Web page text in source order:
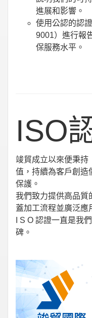
進展和影響。
使用公認的認
9001）進行報
保服務水平。
ISO
竣貿成立以來便秉持
值，持續為客戶創造
保護。
我們致力提供高品質
蓋加工流程並廣泛應
I S O 認證一直是我
碑。